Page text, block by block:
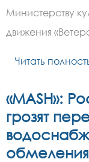
Министерству
движения
Читать
«MASH»:
грозят